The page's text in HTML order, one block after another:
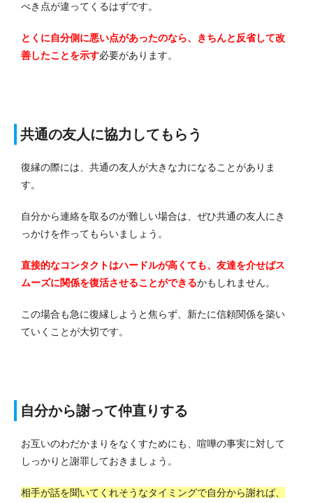
べき点が違ってくるはずです。
とくに自分側に悪い点があったのなら、きちんと反省して改
善したことを示す必要があります。
共通の友人に協力してもらう
復縁の際には、共通の友人が大きな力になることがありま
す。
自分から連絡を取るのが難しい場合は、ぜひ共通の友人にき
っかけを作ってもらいましょう。
直接的なコンタクトはハードルが高くても、友達を介せばス
ムーズに関係を復活させることができるかもしれません。
この場合も急に復縁しようと焦らず、新たに信頼関係を築い
ていくことが大切です。
自分から謝って仲直りする
お互いのわだかまりをなくすためにも、喧嘩の事実に対して
しっかりと謝罪しておきましょう。
相手が話を聞いてくれそうなタイミングで自分から謝れば、